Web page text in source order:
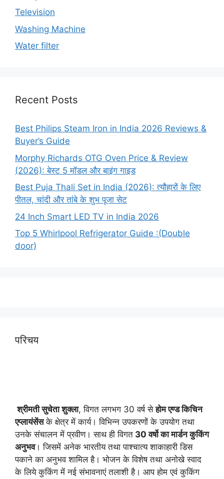
Television
Washing Machine
Water filter
Recent Posts
Best Philips Steam Iron in India 2026 Reviews &
Buyer’s Guide
Morphy Richards OTG Oven Price & Review
(2026): बेस्ट 5 मॉडल और बाइंग गाइड
Best Puja Thali Set in India (2026): त्यौहारों के लिए
पीतल, चांदी और तांबे के शुभ पूजा सेट
24 Inch Smart LED TV in India 2026
Top 5 Whirlpool Refrigerator Guide :(Double
door)
परिचय
श्रीमती सुचेता शुक्ला, विगत लगभग 30 वर्ष सेहोम एण्ड किचिन
एप्लायंसेंसके क्षेत्र में कार्य। विभिन्न उपकरणों के उपयोग तथा
उनके संचालन में प्रवीण। साथ ही विगत 30 वर्षो का मार्डन कुकिंग
अनुभव। जिसमें अनेक भारतीय तथा पाश्चात्य शाकाहारी डिस
पकाने का अनुभव शामिल है। भोजन के विशेष तथा अनोखे स्वाद
के लिये कुकिंग में नई संभावनाएं तलाशी है। आप होम एवं कुकिंग